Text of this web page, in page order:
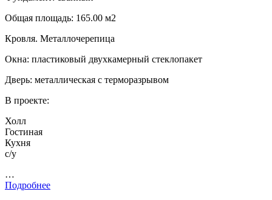
Общая площадь: 165.00 м2
Кровля. Металлочерепица
Окна: пластиковый двухкамерный стеклопакет
Дверь: металлическая с терморазрывом
В проекте:
Холл
Гостиная
Кухня
с/у
…
Подробнее